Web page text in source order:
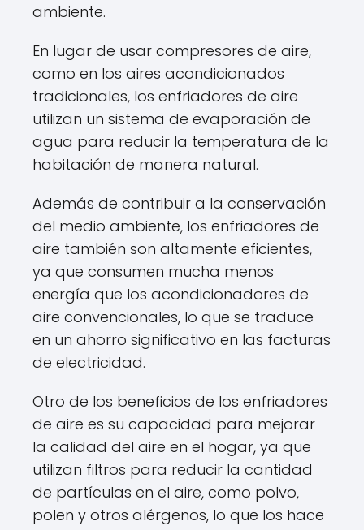
ambiente.
En lugar de usar compresores de aire,
como en los aires acondicionados
tradicionales, los enfriadores de aire
utilizan un sistema de evaporación de
agua para reducir la temperatura de la
habitación de manera natural.
Además de contribuir a la conservación
del medio ambiente, los enfriadores de
aire también son altamente eficientes,
ya que consumen mucha menos
energía que los acondicionadores de
aire convencionales, lo que se traduce
en un ahorro significativo en las facturas
de electricidad.
Otro de los beneficios de los enfriadores
de aire es su capacidad para mejorar
la calidad del aire en el hogar, ya que
utilizan filtros para reducir la cantidad
de partículas en el aire, como polvo,
polen y otros alérgenos, lo que los hace